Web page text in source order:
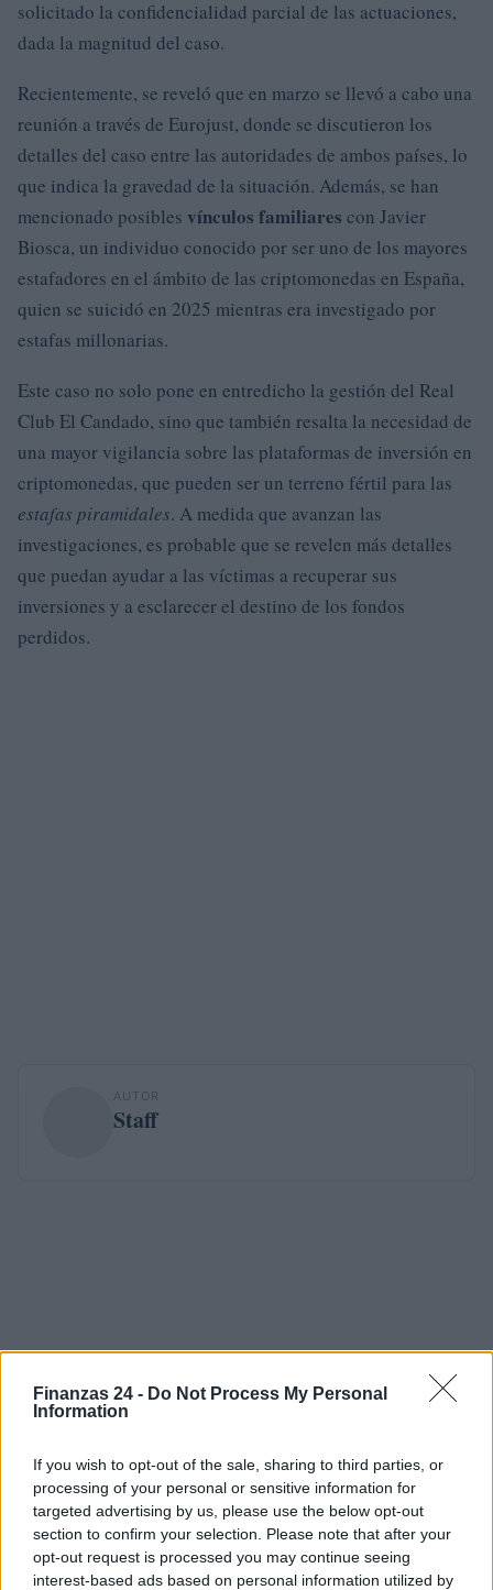
Finanzas 24 - Do Not Process My Personal
Information
If you wish to opt-out of the sale, sharing to third parties, or
processing of your personal or sensitive information for
targeted advertising by us, please use the below opt-out
section to confirm your selection. Please note that after your
opt-out request is processed you may continue seeing
interest-based ads based on personal information utilized by
solicitado la confidencialidad parcial de las actuaciones,
dada la magnitud del caso.
Recientemente, se reveló que en marzo se llevó a cabo una
reunión a través de Eurojust, donde se discutieron los
detalles del caso entre las autoridades de ambos países, lo
que indica la gravedad de la situación. Además, se han
mencionado posibles vínculos familiares con Javier
Biosca, un individuo conocido por ser uno de los mayores
estafadores en el ámbito de las criptomonedas en España,
quien se suicidó en 2025 mientras era investigado por
estafas millonarias.
Este caso no solo pone en entredicho la gestión del Real
Club El Candado, sino que también resalta la necesidad de
una mayor vigilancia sobre las plataformas de inversión en
criptomonedas, que pueden ser un terreno fértil para las
estafas piramidales. A medida que avanzan las
investigaciones, es probable que se revelen más detalles
que puedan ayudar a las víctimas a recuperar sus
inversiones y a esclarecer el destino de los fondos
perdidos.
AUTOR
Staff